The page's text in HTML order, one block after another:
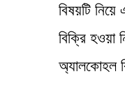
বিষয়টি
বিক্রি
অ্যালকোহল